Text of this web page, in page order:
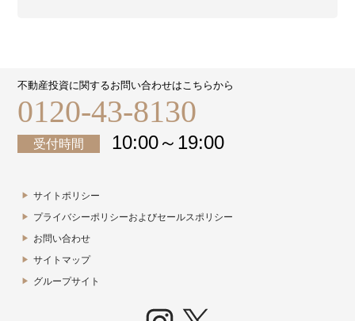
不動産投資に関するお問い合わせはこちらから
0120-43-8130
受付時間 10:00～19:00
サイトポリシー
プライバシーポリシーおよびセールスポリシー
お問い合わせ
サイトマップ
グループサイト